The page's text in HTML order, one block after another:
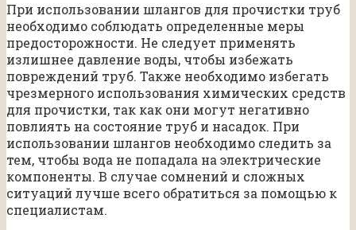
При использовании шлангов для прочистки труб
необходимо соблюдать определенные меры
предосторожности. Не следует применять
излишнее давление воды, чтобы избежать
повреждений труб. Также необходимо избегать
чрезмерного использования химических средств
для прочистки, так как они могут негативно
повлиять на состояние труб и насадок. При
использовании шлангов необходимо следить за
тем, чтобы вода не попадала на электрические
компоненты. В случае сомнений и сложных
ситуаций лучше всего обратиться за помощью к
специалистам.